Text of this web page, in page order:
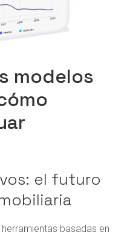
modelos
el futuro
herramientas basadas en